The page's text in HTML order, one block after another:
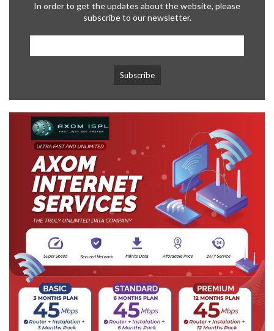
In order to get the updates about the website, please
subscribe to our newsletter.